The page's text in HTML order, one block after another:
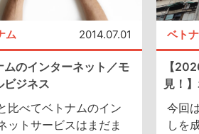
ム 2014.07.01
ムのインターネット／モ
ビジネス
比べてベトナムのイン
ットサービスはまだま
ベト
【
見！
今回
しを